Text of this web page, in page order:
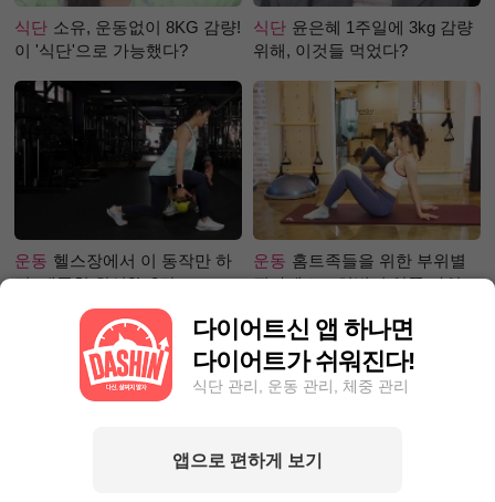
식단 소유, 운동없이 8KG 감량!
이 '식단'으로 가능했다?
식단 윤은혜 1주일에 3kg 감량
위해, 이것들 먹었다?
운동 헬스장에서 이 동작만 하
면, 애플힙 완성?! -2탄-
운동 홈트족들을 위한 부위별
필라테스 – 허벅지 안쪽 라인
다이어트신 앱 하나면
다이어트가 쉬워진다!
식단 관리, 운동 관리, 체중 관리
앱으로 편하게 보기